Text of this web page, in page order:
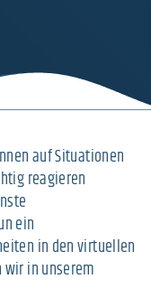
auf Situationen
reagieren
ein
in den virtuellen
wir in unserem